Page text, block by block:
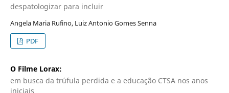
despatologizar para incluir
Angela Maria Rufino, Luiz Antonio Gomes Senna
PDF
O Filme Lorax:
em busca da trúfula perdida e a educação CTSA nos anos
iniciais